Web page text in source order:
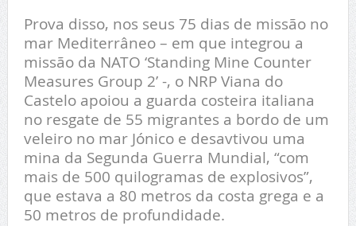
Prova disso, nos seus 75 dias de missão no
mar Mediterrâneo – em que integrou a
missão da NATO ‘Standing Mine Counter
Measures Group 2’ -, o NRP Viana do
Castelo apoiou a guarda costeira italiana
no resgate de 55 migrantes a bordo de um
veleiro no mar Jónico e desavtivou uma
mina da Segunda Guerra Mundial, “com
mais de 500 quilogramas de explosivos”,
que estava a 80 metros da costa grega e a
50 metros de profundidade.